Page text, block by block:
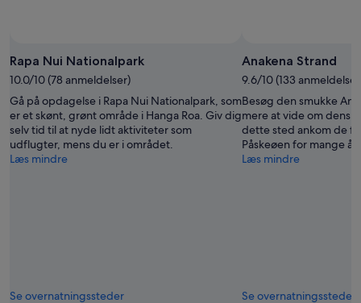
Rapa Nui Nationalpark
10.0/10 (78 anmeldelser)
Gå på opdagelse i Rapa Nui Nationalpark, som
er et skønt, grønt område i Hanga Roa. Giv dig
selv tid til at nyde lidt aktiviteter som
udflugter, mens du er i området.
Læs mindre
Se overnatningssteder
Anakena Strand
9.6/10 (133
Besøg den smukke
mere at vide om dens
dette sted ankom de
Påskeøen for mange
Læs mindre
Se overnatningssteder